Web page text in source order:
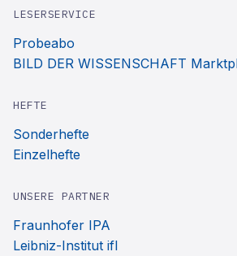
LESERSERVICE
Probeabo
BILD DER WISSENSCHAFT
HEFTE
Sonderhefte
Einzelhefte
UNSERE PARTNER
Fraunhofer IPA
Leibniz-Institut ifl